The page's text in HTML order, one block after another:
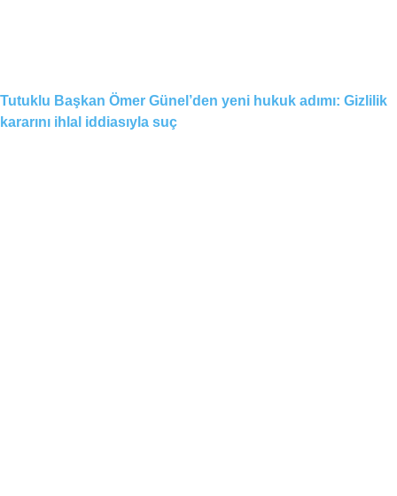
Tutuklu Başkan Ömer Günel’den yeni hukuk adımı: Gizlilik
kararını ihlal iddiasıyla suç